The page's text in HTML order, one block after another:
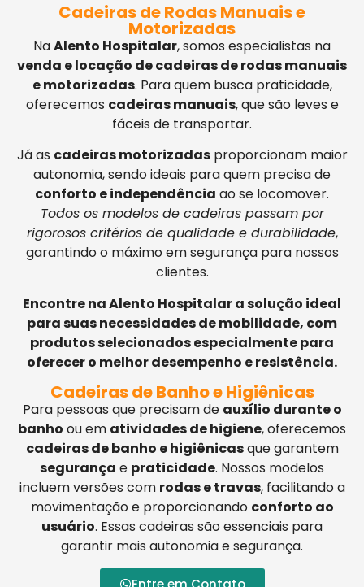
Cadeiras de Rodas Manuais e
Motorizadas
NaAlento Hospitalar, somos especialistas na
venda e locação de cadeiras de rodas manuais
e motorizadas. Para quem busca praticidade,
oferecemos cadeiras manuais, que são leves e
fáceis de transportar.
Já as cadeiras motorizadasproporcionam maior
autonomia, sendo ideais para quem precisa de
conforto e independência ao se locomover.
Todos os modelos de cadeiras passam por
rigorosos critérios de qualidade e durabilidade,
garantindo o máximo em segurança para nossos
clientes.
Encontre na Alento Hospitalar a solução ideal
para suas necessidades de mobilidade, com
produtos selecionados especialmente para
oferecer o melhor desempenho e resistência.
Cadeiras de Banho e Higiênicas
Para pessoas que precisam de auxílio durante o
banho ou em atividades de higiene, oferecemos
cadeiras de banho e higiênicasque garantem
segurança e praticidade. Nossos modelos
incluem versões com rodas e travas, facilitando a
movimentação e proporcionando conforto ao
usuário. Essas cadeiras são essenciais para
garantir mais autonomia e segurança.